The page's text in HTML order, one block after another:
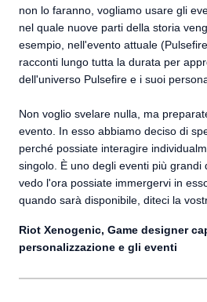
non lo faranno, vogliamo usare gli
nel quale nuove parti della storia
esempio, nell'evento attuale
racconti lungo tutta la durata per
dell'universo Pulsefire e i suoi
Non voglio svelare nulla, ma
evento. In esso abbiamo deciso di
perché possiate interagire
singolo. È uno degli eventi più grandi
vedo l'ora possiate immergervi in
quando sarà disponibile, diteci la
Riot Xenogenic, Game designer
personalizzazione e gli eventi